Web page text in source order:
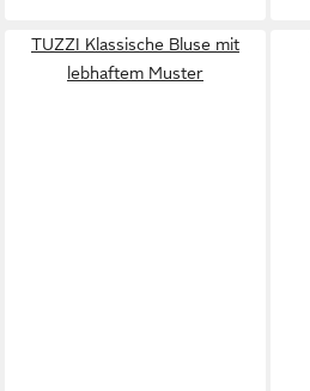
TUZZI Klassische Bluse mit
lebhaftem Muster